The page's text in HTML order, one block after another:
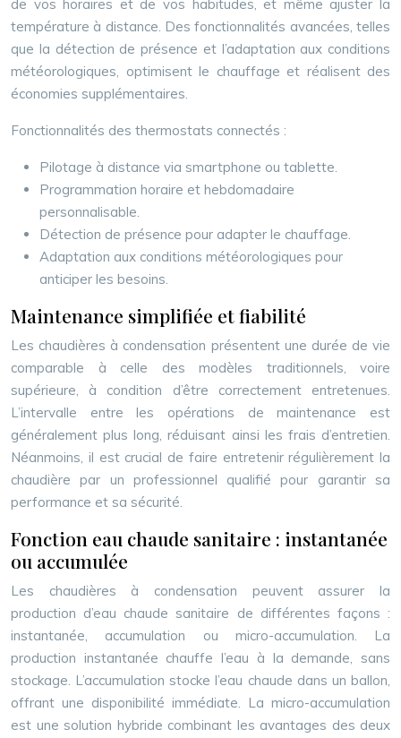
de vos horaires et de vos habitudes, et même ajuster la
température à distance. Des fonctionnalités avancées, telles
que la détection de présence et l’adaptation aux conditions
météorologiques, optimisent le chauffage et réalisent des
économies supplémentaires.
Fonctionnalités des thermostats connectés :
Pilotage à distance via smartphone ou tablette.
Programmation horaire et hebdomadaire
personnalisable.
Détection de présence pour adapter le chauffage.
Adaptation aux conditions météorologiques pour
anticiper les besoins.
Maintenance simplifiée et fiabilité
Les chaudières à condensation présentent une durée de vie
comparable à celle des modèles traditionnels, voire
supérieure, à condition d’être correctement entretenues.
L’intervalle entre les opérations de maintenance est
généralement plus long, réduisant ainsi les frais d’entretien.
Néanmoins, il est crucial de faire entretenir régulièrement la
chaudière par un professionnel qualifié pour garantir sa
performance et sa sécurité.
Fonction eau chaude sanitaire : instantanée
ou accumulée
Les chaudières à condensation peuvent assurer la
production d’eau chaude sanitaire de différentes façons :
instantanée, accumulation ou micro-accumulation. La
production instantanée chauffe l’eau à la demande, sans
stockage. L’accumulation stocke l’eau chaude dans un ballon,
offrant une disponibilité immédiate. La micro-accumulation
est une solution hybride combinant les avantages des deux